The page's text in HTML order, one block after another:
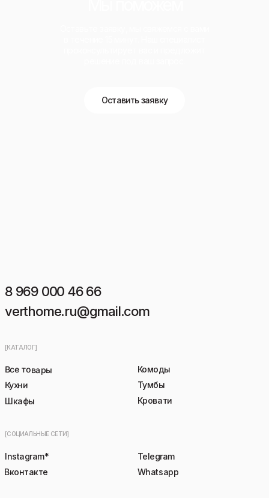
Оставить заявку
[СОЦИАЛЬНЫЕ СЕТИ]
Кровати
[КАТАЛОГ]
Тумбы
Комоды
Шкафы
Все товары
Кухни
Whatsapp
Telegram
Вконтакте
Instagram*
8 969 000 46 66
verthome.ru@gmail.com